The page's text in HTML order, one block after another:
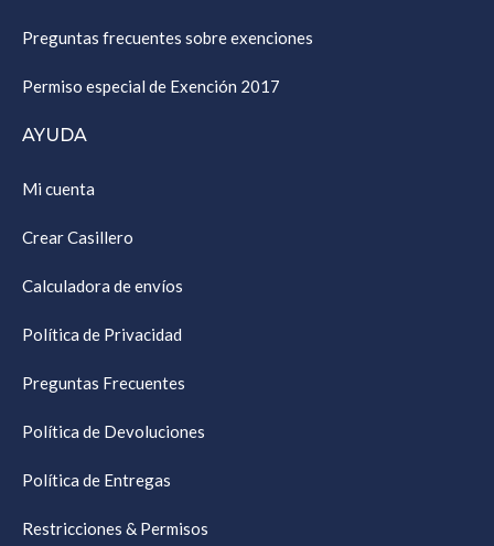
Preguntas frecuentes sobre exenciones
Permiso especial de Exención 2017
AYUDA
Mi cuenta
Crear Casillero
Calculadora de envíos
Política de Privacidad
Preguntas Frecuentes
Política de Devoluciones
Política de Entregas
Restricciones & Permisos